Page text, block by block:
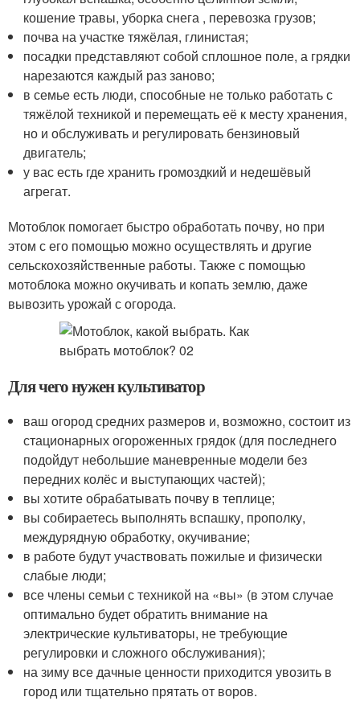
кошение травы, уборка снега , перевозка грузов;
почва на участке тяжёлая, глинистая;
посадки представляют собой сплошное поле, а грядки
нарезаются каждый раз заново;
в семье есть люди, способные не только работать с
тяжёлой техникой и перемещать её к месту хранения,
но и обслуживать и регулировать бензиновый
двигатель;
у вас есть где хранить громоздкий и недешёвый
агрегат.
Мотоблок помогает быстро обработать почву, но при
этом с его помощью можно осуществлять и другие
сельскохозяйственные работы. Также с помощью
мотоблока можно окучивать и копать землю, даже
вывозить урожай с огорода.
Для чего нужен культиватор
ваш огород средних размеров и, возможно, состоит из
стационарных огороженных грядок (для последнего
подойдут небольшие маневренные модели без
передних колёс и выступающих частей);
вы хотите обрабатывать почву в теплице;
вы собираетесь выполнять вспашку, прополку,
междурядную обработку, окучивание;
в работе будут участвовать пожилые и физически
слабые люди;
все члены семьи с техникой на «вы» (в этом случае
оптимально будет обратить внимание на
электрические культиваторы, не требующие
регулировки и сложного обслуживания);
на зиму все дачные ценности приходится увозить в
город или тщательно прятать от воров.